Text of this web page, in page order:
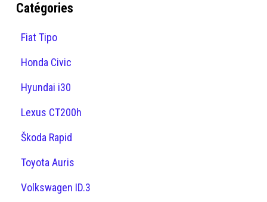
Catégories
Fiat Tipo
Honda Civic
Hyundai i30
Lexus CT200h
Škoda Rapid
Toyota Auris
Volkswagen ID.3